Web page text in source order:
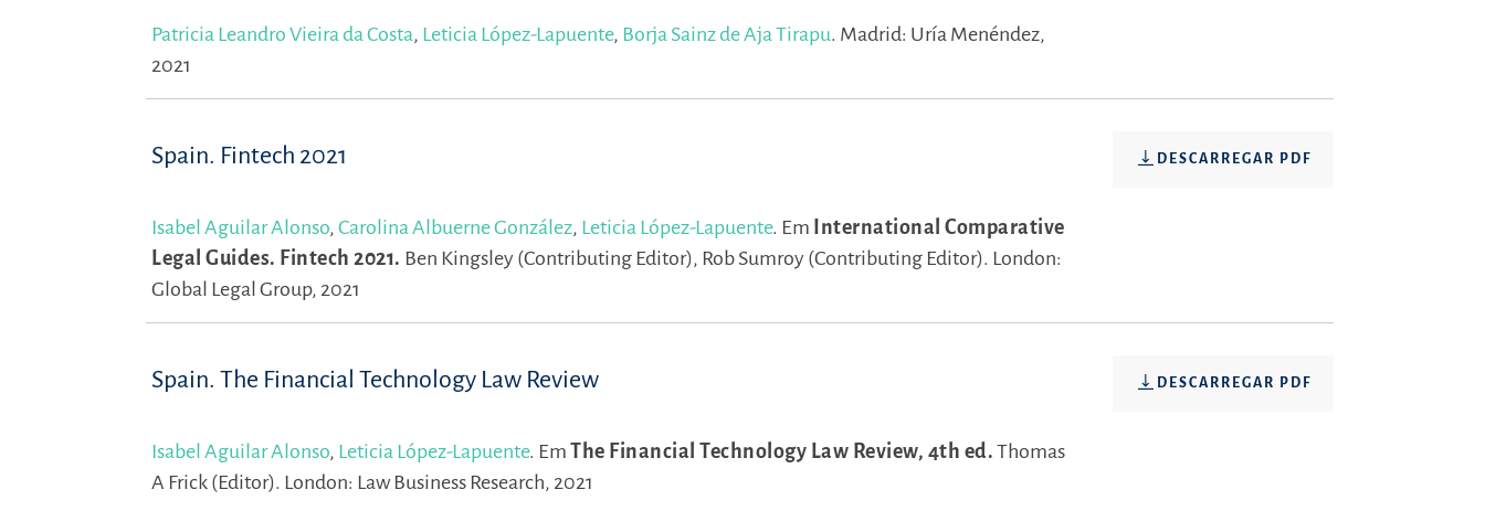
Patricia Leandro Vieira da Costa, Leticia López-Lapuente, Borja Sainz de Aja Tirapu. Madrid: Uría Menéndez,
2021
Spain. Fintech 2021 DESCARREGAR PDF
Isabel Aguilar Alonso, Carolina Albuerne González, Leticia López-Lapuente. Em International Comparative
Legal Guides. Fintech 2021. Ben Kingsley (Contributing Editor), Rob Sumroy (Contributing Editor). London:
Global Legal Group, 2021
Spain. The Financial Technology Law Review DESCARREGAR PDF
Isabel Aguilar Alonso, Leticia López-Lapuente. Em The Financial Technology Law Review, 4th ed. Thomas
A Frick (Editor). London: Law Business Research, 2021